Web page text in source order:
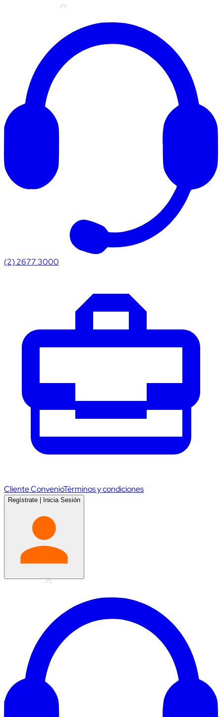
(2) 2677 3000
Cliente ConvenioTérminos y condiciones
Regístrate | Inicia Sesión